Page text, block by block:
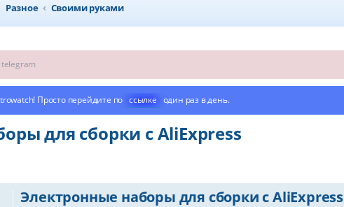
Разное Своими руками
Просто перейдите по ссылке один раз в день.
для сборки с AliExpress
Электронные наборы для сборки с AliExpress